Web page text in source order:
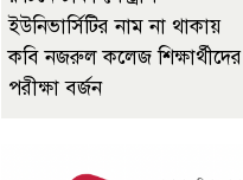
ইউনিভার্সিটির নাম না থাকায়
কবি নজরুল কলেজ শিক্ষার্থীদের
পরীক্ষা বর্জন